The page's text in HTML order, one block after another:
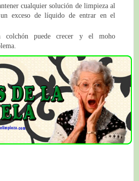
cualquier solución de limpieza al
exceso de líquido de entrar en el
colchón puede crecer y el moho